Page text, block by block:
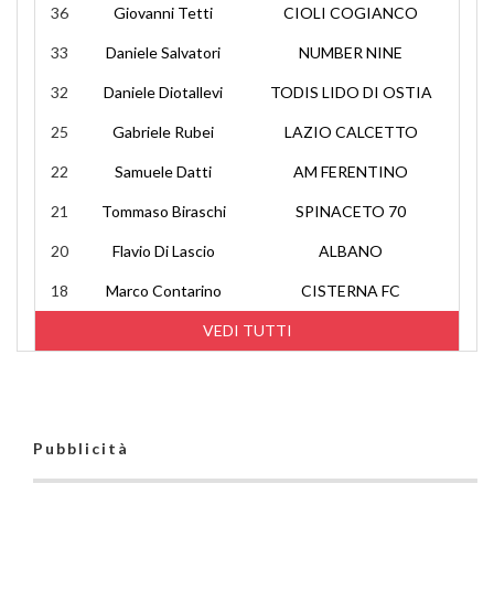
VEDI TUTTI
36 Giovanni Tetti CIOLI COGIANCO
33 Daniele Salvatori NUMBER NINE
32 Daniele Diotallevi TODIS LIDO DI OSTIA
25 Gabriele Rubei LAZIO CALCETTO
22 Samuele Datti AM FERENTINO
21 Tommaso Biraschi SPINACETO 70
20 Flavio Di Lascio ALBANO
18 Marco Contarino CISTERNA FC
Pubblicità